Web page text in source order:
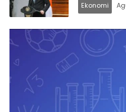
Ekonomi